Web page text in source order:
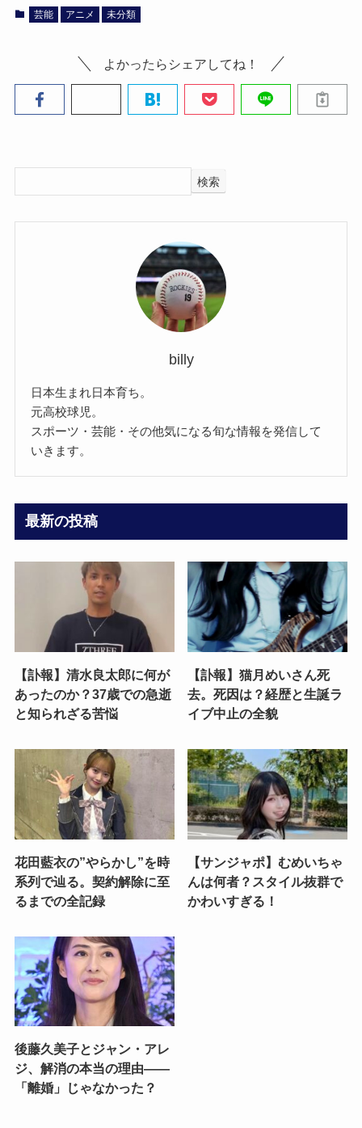
芸能 アニメ 未分類
よかったらシェアしてね！
検索
billy
日本生まれ日本育ち。
元高校球児。
スポーツ・芸能・その他気になる旬な情報を発信して
いきます。
最新の投稿
【訃報】清水良太郎に何が
あったのか？37歳での急逝
と知られざる苦悩
【訃報】猫月めいさん死
去。死因は？経歴と生誕ラ
イブ中止の全貌
花田藍衣の”やらかし”を時
系列で辿る。契約解除に至
るまでの全記録
【サンジャポ】むめいちゃ
んは何者？スタイル抜群で
かわいすぎる！
後藤久美子とジャン・アレ
ジ、解消の本当の理由——
「離婚」じゃなかった？